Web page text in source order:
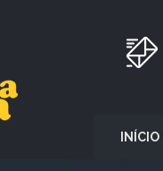
INÍCIO